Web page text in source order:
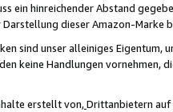
ein hinreichender Abstand
dieser Amazon-Marke
sind unser alleiniges
keine Handlungen vornehmen,
erstellt von,Drittanbietern auf